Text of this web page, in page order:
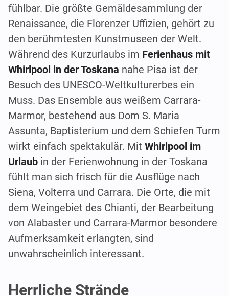
fühlbar. Die größte Gemäldesammlung der
Renaissance, die Florenzer Uffizien, gehört zu
den berühmtesten Kunstmuseen der Welt.
Während des Kurzurlaubs im Ferienhaus mit
Whirlpool in der Toskana nahe Pisa ist der
Besuch des UNESCO-Weltkulturerbes ein
Muss. Das Ensemble aus weißem Carrara-
Marmor, bestehend aus Dom S. Maria
Assunta, Baptisterium und dem Schiefen Turm
wirkt einfach spektakulär. Mit Whirlpool im
Urlaub in der Ferienwohnung in der Toskana
fühlt man sich frisch für die Ausflüge nach
Siena, Volterra und Carrara. Die Orte, die mit
dem Weingebiet des Chianti, der Bearbeitung
von Alabaster und Carrara-Marmor besondere
Aufmerksamkeit erlangten, sind
unwahrscheinlich interessant.
Herrliche Strände